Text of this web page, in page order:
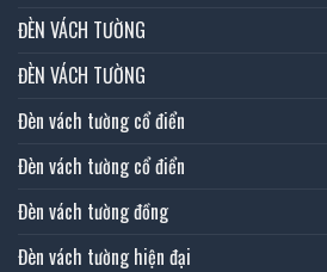
ĐÈN VÁCH TƯỜNG
ĐÈN VÁCH TƯỜNG
Đèn vách tường cổ điển
Đèn vách tường cổ điển
Đèn vách tường đồng
Đèn vách tường hiện đại